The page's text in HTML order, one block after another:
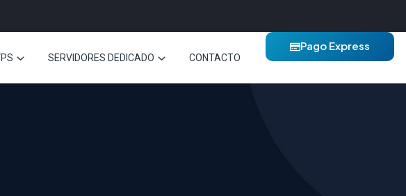
SERVIDORES DEDICADO CONTACTO
Pago Express